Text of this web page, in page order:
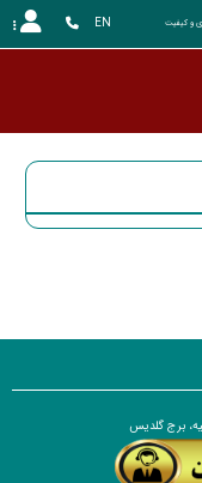
و کیفیت EN
برج گلدیس